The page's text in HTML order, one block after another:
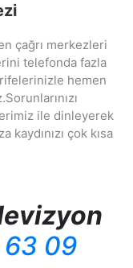
çağrı merkezleri
telefonda fazla
hemen
ile dinleyerek
kaydınızı çok kısa
63 09